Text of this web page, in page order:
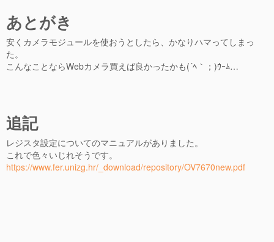
あとがき
安くカメラモジュールを使おうとしたら、かなりハマってしまっ
た。
こんなことならWebカメラ買えば良かったかも(´ﾍ｀；)ｳｰﾑ…
追記
レジスタ設定についてのマニュアルがありました。
これで色々いじれそうです。
https://www.fer.unizg.hr/_download/repository/OV7670new.pdf